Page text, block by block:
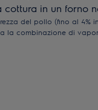
cottura in un forno
del pollo (fino al 4%
la combinazione di